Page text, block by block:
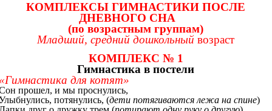
КОМПЛЕКСЫ ГИМНАСТИКИ ПОСЛЕ
ДНЕВНОГО СНА
(по возрастным группам)
Младший, средний дошкольныйвозраст
КОМПЛЕКС № 1
Гимнастика в постели
для котят»
прошел, и мы проснулись,
потянулись, (дети потягиваются лежа на спине)